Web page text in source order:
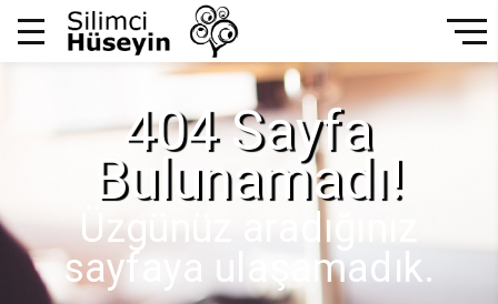
404 Sayfa
Bulunamadı!
Üzgünüz aradığınız
sayfaya ulaşamadık.